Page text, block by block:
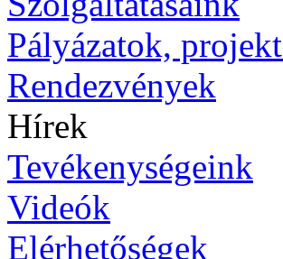
Pályázatok,
Rendezvények
Hírek
Tevékenységeink
Videók
Elérhetőségek